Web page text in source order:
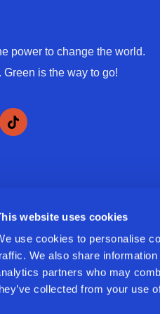
website uses cookies
use cookies to personalise
We also share
partners who may
collected from your use
power to change the world.
is the way to go!